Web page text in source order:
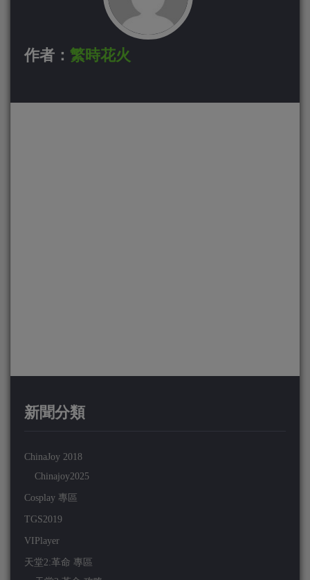
作者： 繁時花火
新聞分類
ChinaJoy 2018
Chinajoy2025
Cosplay 專區
TGS2019
VIPlayer
天堂2:革命 專區